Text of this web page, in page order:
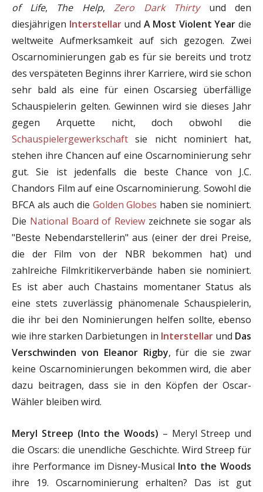
of Life, The Help, Zero Dark Thirtyund den
diesjährigen Interstellarund A Most Violent Year die
weltweite Aufmerksamkeit auf sich gezogen. Zwei
Oscarnominierungen gab es für sie bereits und trotz
des verspäteten Beginns ihrer Karriere, wird sie schon
sehr bald als eine für einen Oscarsieg überfällige
Schauspielerin gelten. Gewinnen wird sie dieses Jahr
gegen Arquette nicht, doch obwohl die
Schauspielergewerkschaft sie nicht nominiert hat,
stehen ihre Chancen auf eine Oscarnominierung sehr
gut. Sie ist jedenfalls die beste Chance von J.C.
Chandors Film auf eine Oscarnominierung. Sowohl die
BFCA als auch die Golden Globes haben sie nominiert.
Die National Board of Review zeichnete sie sogar als
"Beste Nebendarstellerin" aus (einer der drei Preise,
die der Film von der NBR bekommen hat) und
zahlreiche Filmkritikerverbände haben sie nominiert.
Es ist aber auch Chastains momentaner Status als
eine stets zuverlässig phänomenale Schauspielerin,
die ihr bei den Nominierungen helfen sollte, ebenso
wie ihre starken Darbietungen in Interstellarund Das
Verschwinden von Eleanor Rigby, für die sie zwar
keine Oscarnominierungen bekommen wird, die aber
dazu beitragen, dass sie in den Köpfen der Oscar-
Wähler bleiben wird.
Meryl Streep (Into the Woods) – Meryl Streep und
die Oscars: die unendliche Geschichte. Wird Streep für
ihre Performance im Disney-Musical Into the Woods
ihre 19. Oscarnominierung erhalten? Das ist gut